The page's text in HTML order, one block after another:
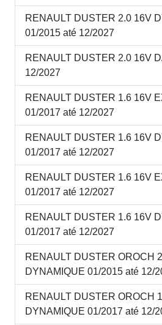
RENAULT DUSTER 2.0 16V
01/2015 até 12/2027
RENAULT DUSTER 2.0 16V
12/2027
RENAULT DUSTER 1.6 16V
01/2017 até 12/2027
RENAULT DUSTER 1.6 16V
01/2017 até 12/2027
RENAULT DUSTER 1.6 16V
01/2017 até 12/2027
RENAULT DUSTER 1.6 16V
01/2017 até 12/2027
RENAULT DUSTER OROCH
DYNAMIQUE 01/2015 até 12/
RENAULT DUSTER OROCH
DYNAMIQUE 01/2017 até 12/